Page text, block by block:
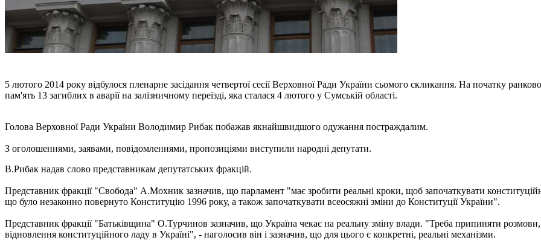
5 лютого 2014 року відбулося пленарне засідання четвертої сесії Верховної Ради України сьомого скликання. На початку
пам'ять 13 загиблих в аварії на залізничному переїзді, яка сталася 4 лютого у Сумській області.
Голова Верховної Ради України Володимир Рибак побажав якнайшвидшого одужання постраждалим.
З оголошеннями, заявами, повідомленнями, пропозиціями виступили народні депутати.
В.Рибак надав слово представникам депутатських фракцій.
Представник фракції "Свобода" А.Мохник зазначив, що парламент "має зробити реальні кроки, щоб започаткувати
що було незаконно повернуто Конституцію 1996 року, а також започаткувати всеосяжні зміни до Конституції України".
Представник фракції "Батьківщина" О.Турчинов зазначив, що Україна чекає на реальну зміну влади. "Треба припиняти
відновлення конституційного ладу в Україні", - наголосив він і зазначив, що для цього є конкретні, реальні механізми.